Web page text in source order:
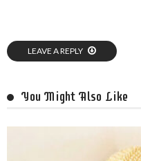
LEAVE A REPLY
You Might Also Like